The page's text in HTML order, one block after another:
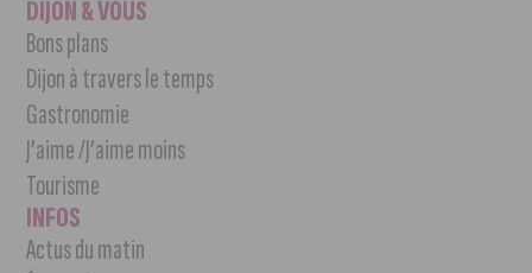
DIJON & VOUS
Bons plans
Dijon à travers le temps
Gastronomie
J’aime /J’aime moins
Tourisme
INFOS
Actus du matin